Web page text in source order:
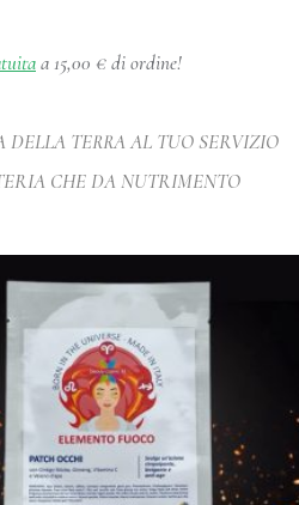
a 15,00 € di ordine!
DELLA TERRA AL TUO SERVIZIO
CHE DA NUTRIMENTO